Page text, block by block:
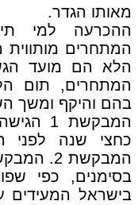
מאותו הגדר.
ההכרעה למי
המתחרים
הלא הם מועד
המתחרים, תום
בהם והיקף ומשך
כחצי שנה לפני
בסימנים, כפי
בישראל המעידים